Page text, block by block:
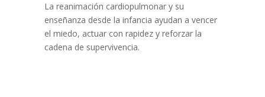
La reanimación cardiopulmonar y su
enseñanza desde la infancia ayudan a vencer
el miedo, actuar con rapidez y reforzar la
cadena de supervivencia.